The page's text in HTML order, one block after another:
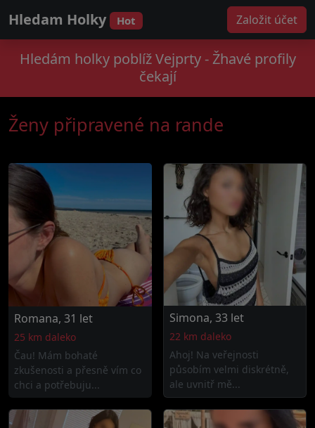
Hledam Holky Hot Založit účet
Hledám holky poblíž Vejprty - Žhavé profily
čekají
Ženy připravené na rande
Romana, 31 let
25 km daleko
Čau! Mám bohaté
zkušenosti a přesně vím co
chci a potřebuju...
Simona, 33 let
22 km daleko
Ahoj! Na veřejnosti
působím velmi diskrétně,
ale uvnitř mě...